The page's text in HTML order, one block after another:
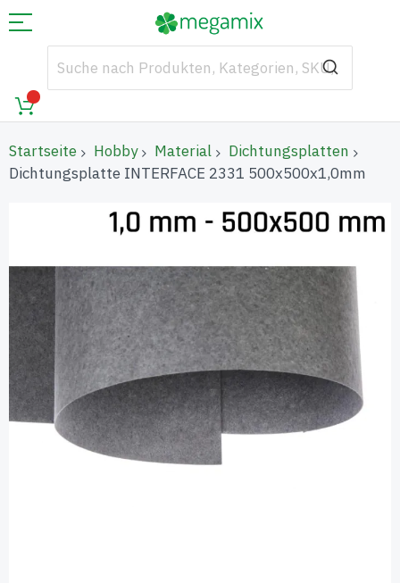
Startseite Hobby Material
Dichtungsplatten
Dichtungsplatte INTERFACE 2331 500x500x1,0mm
springen